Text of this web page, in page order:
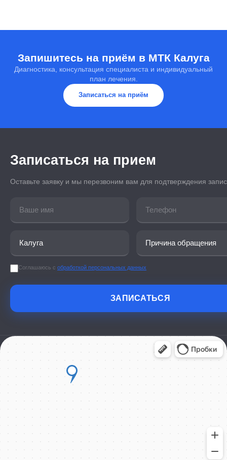
Запишитесь на приём в МТК Калуга
Диагностика, консультация специалиста и индивидуальный
план лечения.
Записаться на приём
Записаться на прием
Оставьте заявку и мы перезвоним вам для подтверждения
Соглашаюсь с обработкой персональных данных
ЗАПИСАТЬСЯ